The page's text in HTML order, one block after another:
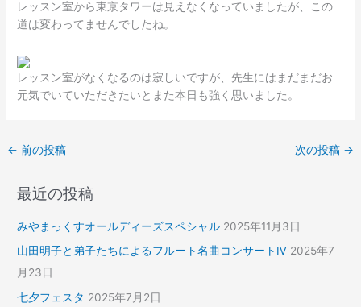
レッスン室から東京タワーは見えなくなっていましたが、この
道は変わってませんでしたね。
レッスン室がなくなるのは寂しいですが、先生にはまだまだお
元気でいていただきたいとまた本日も強く思いました。
← 前の投稿 次の投稿 →
最近の投稿
みやまっくすオールディーズスペシャル 2025年11月3日
山田明子と弟子たちによるフルート名曲コンサートⅣ 2025年7
月23日
七夕フェスタ 2025年7月2日